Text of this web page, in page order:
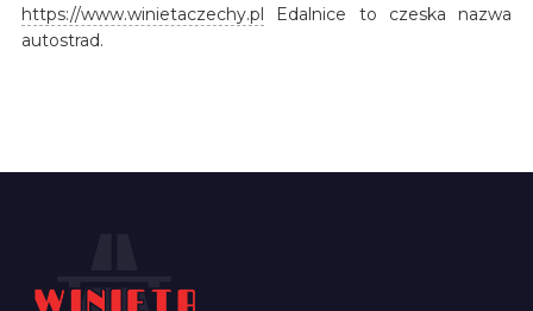
https://www.winietaczechy.pl Edalnice to czeska nazwa
autostrad.